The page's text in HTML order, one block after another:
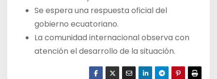
Se espera una respuesta oficial del
gobierno ecuatoriano.
La comunidad internacional observa con
atención el desarrollo de la situación.